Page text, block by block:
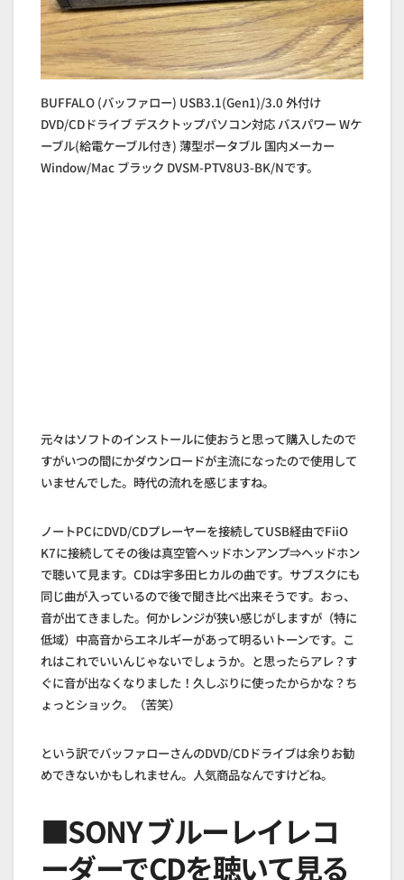
BUFFALO (バッファロー) USB3.1(Gen1)/3.0 外付け
DVD/CDドライブ デスクトップパソコン対応 バスパワー Wケ
ーブル(給電ケーブル付き) 薄型ポータブル 国内メーカー
Window/Mac ブラック DVSM-PTV8U3-BK/Nです。
元々はソフトのインストールに使おうと思って購入したので
すがいつの間にかダウンロードが主流になったので使用して
いませんでした。時代の流れを感じますね。
ノートPCにDVD/CDプレーヤーを接続してUSB経由でFiiO
K7に接続してその後は真空管ヘッドホンアンプ⇒ヘッドホン
で聴いて見ます。CDは宇多田ヒカルの曲です。サブスクにも
同じ曲が入っているので後で聞き比べ出来そうです。おっ、
音が出てきました。何かレンジが狭い感じがしますが（特に
低域）中高音からエネルギーがあって明るいトーンです。こ
れはこれでいいんじゃないでしょうか。と思ったらアレ？す
ぐに音が出なくなりました！久しぶりに使ったからかな？ち
ょっとショック。（苦笑）
という訳でバッファローさんのDVD/CDドライブは余りお勧
めできないかもしれません。人気商品なんですけどね。
■SONY ブルーレイレコ
ーダーでCDを聴いて見る